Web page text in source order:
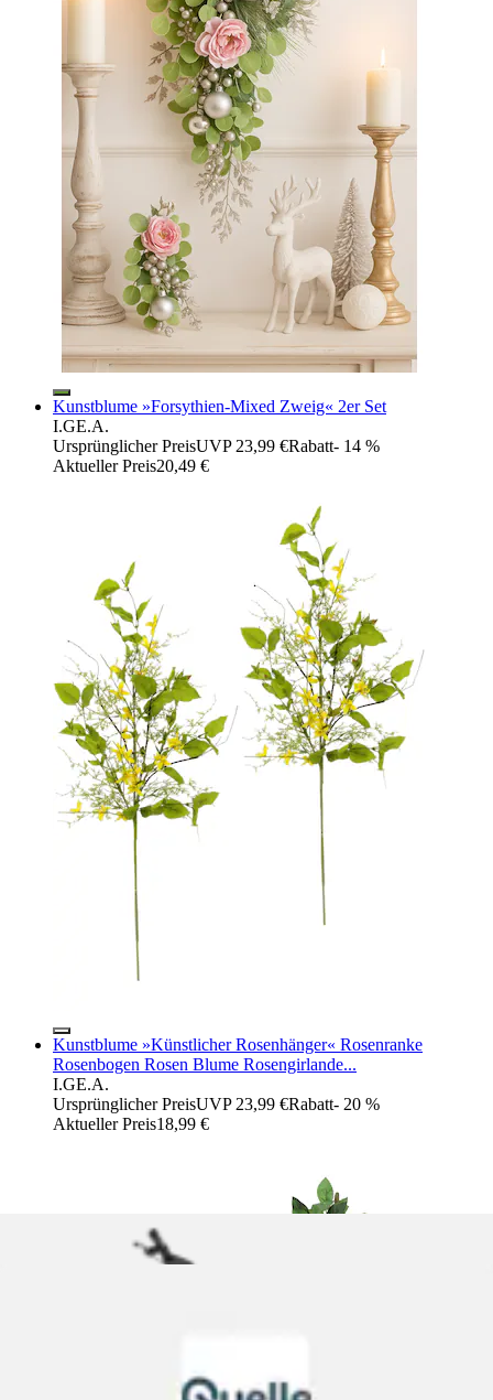
Kunstblume »Forsythien-Mixed Zweig« 2er Set
I.GE.A.
Ursprünglicher PreisUVP 23,99 €Rabatt- 14 %
Aktueller Preis20,49 €
Kunstblume »Künstlicher Rosenhänger« Rosenranke
Rosenbogen Rosen Blume Rosengirlande...
I.GE.A.
Ursprünglicher PreisUVP 23,99 €Rabatt- 20 %
Aktueller Preis18,99 €